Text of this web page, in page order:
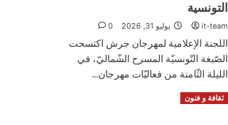
التونسية
it-team يوليو 31, 2026 0
اللجنة الإعلامية لمهرجان جرش اكتسحت
الصّبغة التّونسيّة المسرح الشّماليّ، في
الليلة الثّامنة من فعاليّات مهرجان...
Read More
Readثقافة و فنون